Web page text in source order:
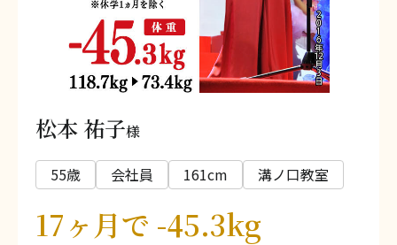
松本 祐子様
55歳 会社員 161cm 溝ノ口教室
17ヶ月で -45.3kg